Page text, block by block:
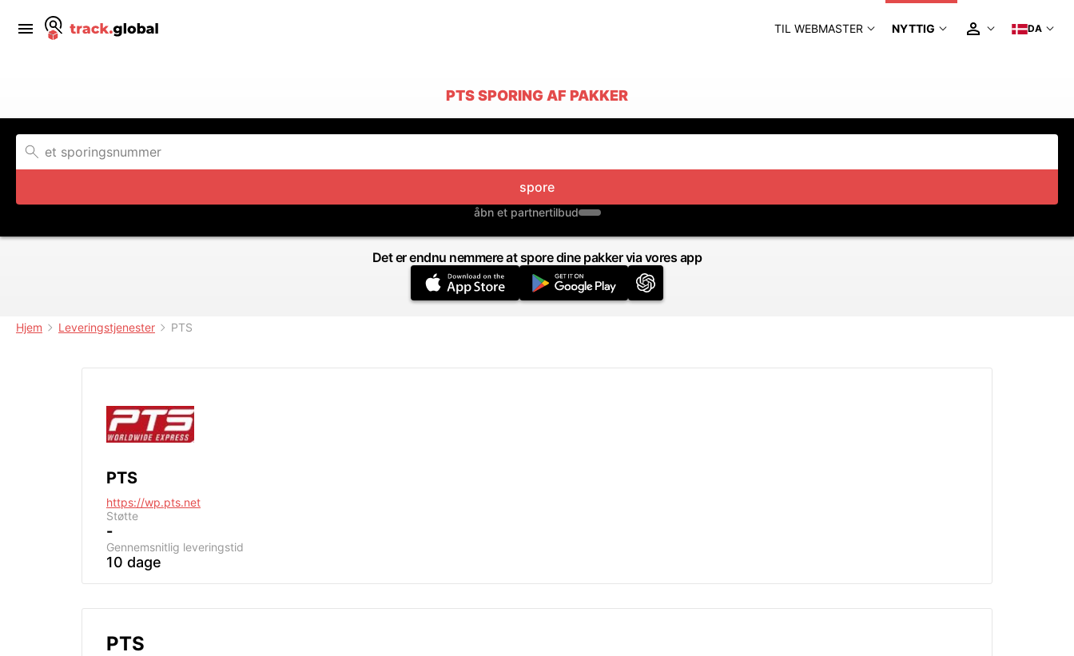
TIL WEBMASTER NYTTIG DA
PTS SPORING AF PAKKER
spore
åbn et partnertilbud
Det er endnu nemmere at spore dine pakker via vores app
Hjem Leveringstjenester PTS
PTS
https://wp.pts.net
Støtte
-
Gennemsnitlig leveringstid
10 dage
PTS